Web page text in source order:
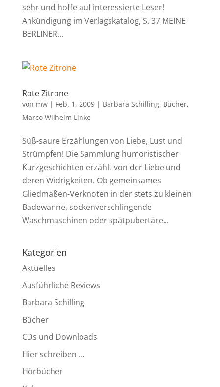
sehr und hoffe auf interessierte Leser!
Ankündigung im Verlagskatalog, S. 37 MEINE
BERLINER...
Rote Zitrone
von mw| Feb. 1, 2009| Barbara Schilling, Bücher,
Marco Wilhelm Linke
Süß-saure Erzählungen von Liebe, Lust und
Strümpfen! Die Sammlung humoristischer
Kurzgeschichten erzählt von der Liebe und
deren Widrigkeiten. Ob gemeinsames
Gliedmaßen-Verknoten in der stets zu kleinen
Badewanne, sockenverschlingende
Waschmaschinen oder spätpubertäre...
Kategorien
Aktuelles
Ausführliche Reviews
Barbara Schilling
Bücher
CDs und Downloads
Hier schreiben …
Hörbücher